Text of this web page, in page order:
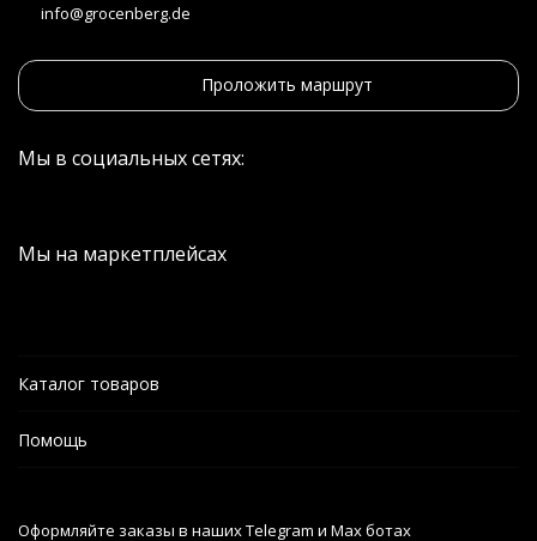
info@grocenberg.de
Проложить маршрут
Мы в социальных сетях:
Мы на маркетплейсах
Каталог товаров
Помощь
Оформляйте заказы в наших Telegram и Max ботах